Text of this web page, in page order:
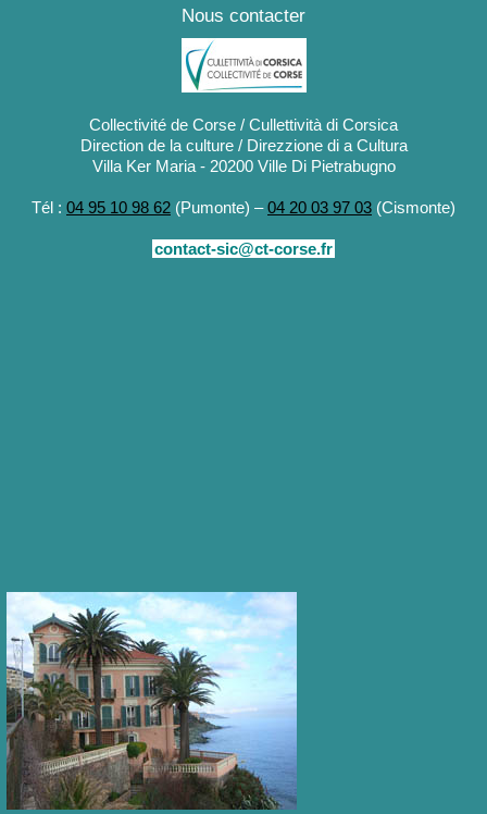
Nous contacter
Collectivité de Corse / Cullettività di Corsica
Direction de la culture / Direzzione di a Cultura
Villa Ker Maria - 20200 Ville Di Pietrabugno
Tél : 04 95 10 98 62 (Pumonte) –04 20 03 97 03 (Cismonte)
contact-sic@ct-corse.fr